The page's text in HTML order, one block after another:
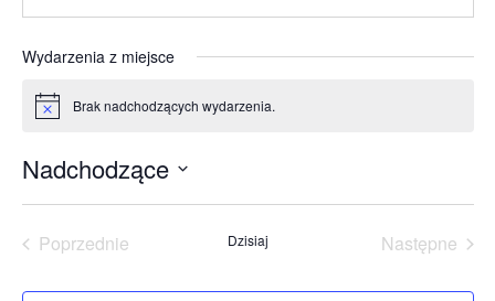
Wydarzenia z miejsce
Powiadomienie
Brak nadchodzących wydarzenia.
Nadchodzące
Poprzednie
Dzisiaj
Następne